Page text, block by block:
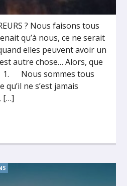
? Nous faisons tous
qu’à nous, ce ne serait
elles peuvent avoir un
autre chose… Alors, que
1. Nous sommes tous
ne s’est jamais
[…]